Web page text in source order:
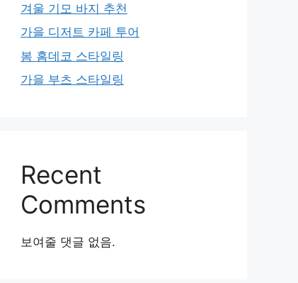
겨울 기모 바지 추천
가을 디저트 카페 투어
봄 홈데코 스타일링
가을 부츠 스타일링
Recent
Comments
보여줄 댓글 없음.